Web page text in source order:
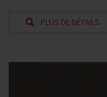
PLUS DE DÉTAILS